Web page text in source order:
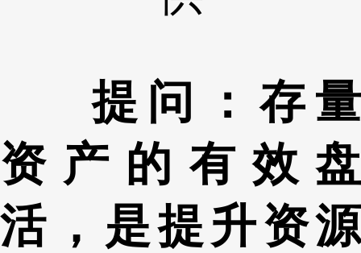
提问：存量
资产的有效盘
活，是提升资源